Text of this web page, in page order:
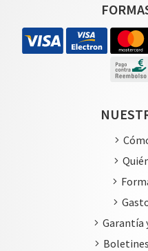
Garantía